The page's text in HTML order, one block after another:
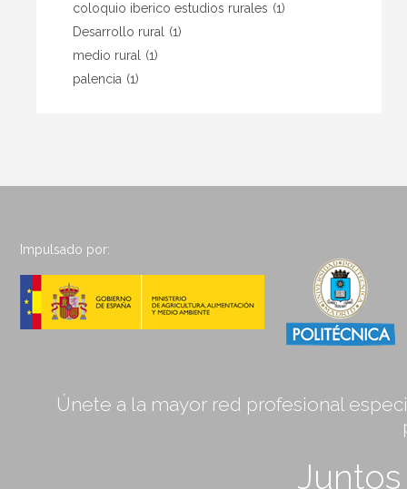
coloquio iberico estudios rurales (1)
Desarrollo rural
(1)
medio rural
(1)
palencia (1)
Impulsado por:
Únete a la mayor red profesional